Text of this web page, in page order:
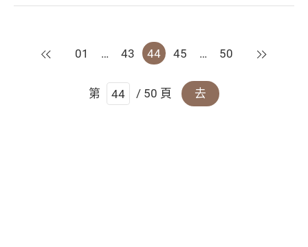
上一頁
01 … 43 44 45 … 50 下一頁
第 / 50 頁 去